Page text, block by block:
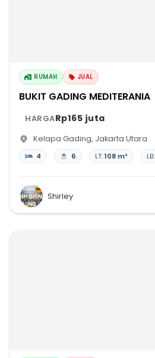
RUMAH JUAL
BUKIT GADING MEDITERANIA
HARGARp165 juta
Kelapa Gading, Jakarta Utara
4 6 LT:108 m² LB:
Shirley